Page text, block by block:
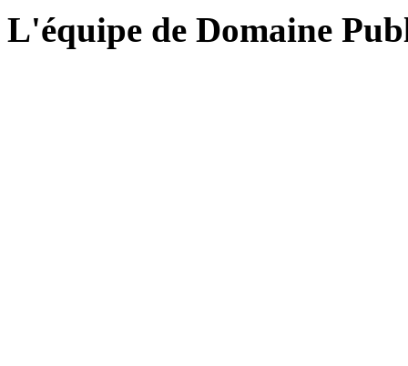
L'équipe de Domaine